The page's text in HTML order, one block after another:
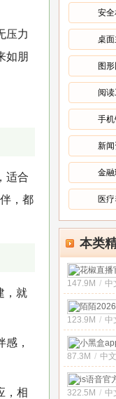
免费版 / 中文 /
/
安
桌面
图
阅
手
新
金
医
本类
147.9M / 中
123.9M / 中
87.3M / 中文
322.5M / 中
压力
如朋
适合
，都
，就
，
，相